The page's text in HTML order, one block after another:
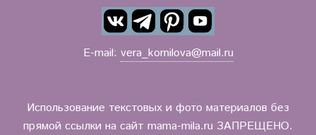
E-mail: vera_kornilova@mail.ru
Использование текстовых и фото материалов без
прямой ссылки на сайт mama-mila.ru ЗАПРЕЩЕНО.